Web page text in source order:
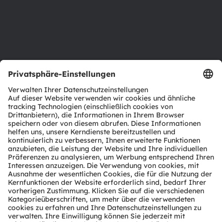
Produkt Selektor
Download Center
Tools
Kundenanfragen
Technischer Support
Partner Netzwerk
Whistleblowing